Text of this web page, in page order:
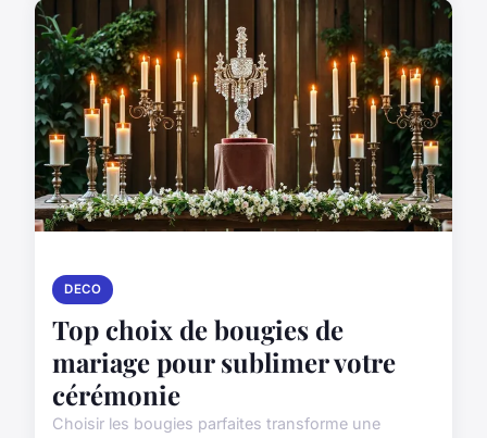
DECO
Top choix de bougies de
mariage pour sublimer votre
cérémonie
Choisir les bougies parfaites transforme une